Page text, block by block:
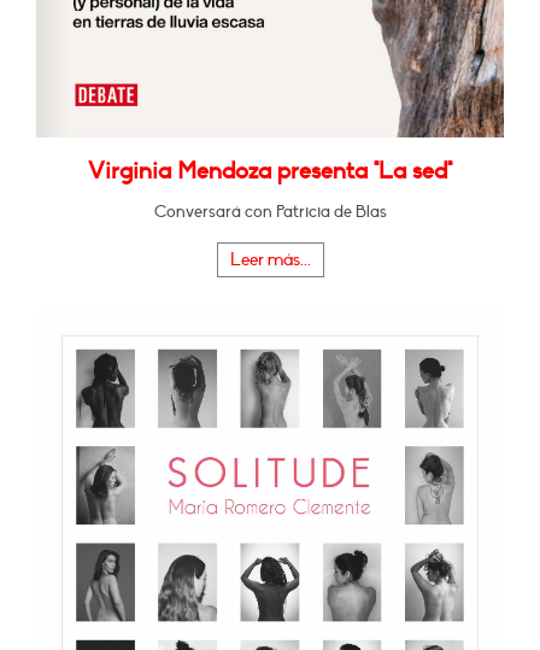
Virginia Mendoza presenta "La sed"
Conversará con Patricia de Blas
Leer más...